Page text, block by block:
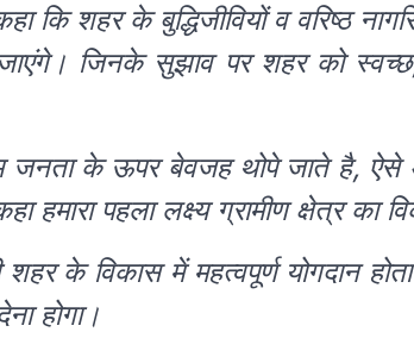
कि शहर के बुद्धिजीवियों व वरिष्ठ
जिनके सुझाव पर शहर को
जनता के ऊपर बेवजह थोपे जाते है, ऐसे
पहला लक्ष्य ग्रामीण क्षेत्र का
शहर के विकास में महत्वपूर्ण योगदान
होगा।